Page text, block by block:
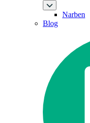
Narben
Blog